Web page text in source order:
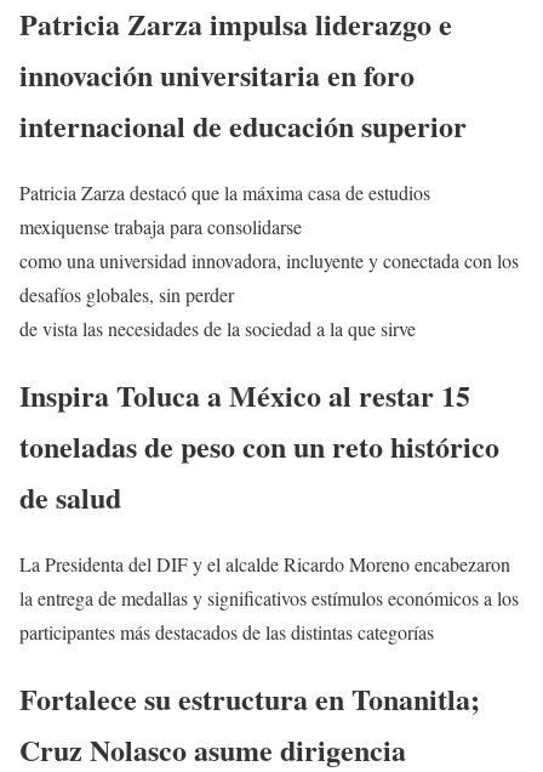
Patricia Zarza impulsa liderazgo e
innovación universitaria en foro
internacional de educación superior
Patricia Zarza destacó que la máxima casa de estudios
mexiquense trabaja para consolidarse
como una universidad innovadora, incluyente y conectada con los
desafíos globales, sin perder
de vista las necesidades de la sociedad a la que sirve
Inspira Toluca a México al restar 15
toneladas de peso con un reto histórico
de salud
La Presidenta del DIF y el alcalde Ricardo Moreno encabezaron
la entrega de medallas y significativos estímulos económicos a los
participantes más destacados de las distintas categorías
Fortalece su estructura en Tonanitla;
Cruz Nolasco asume dirigencia